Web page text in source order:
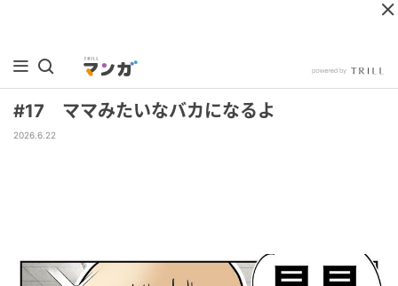
#17 ママみたいなバカになるよ
2026.6.22